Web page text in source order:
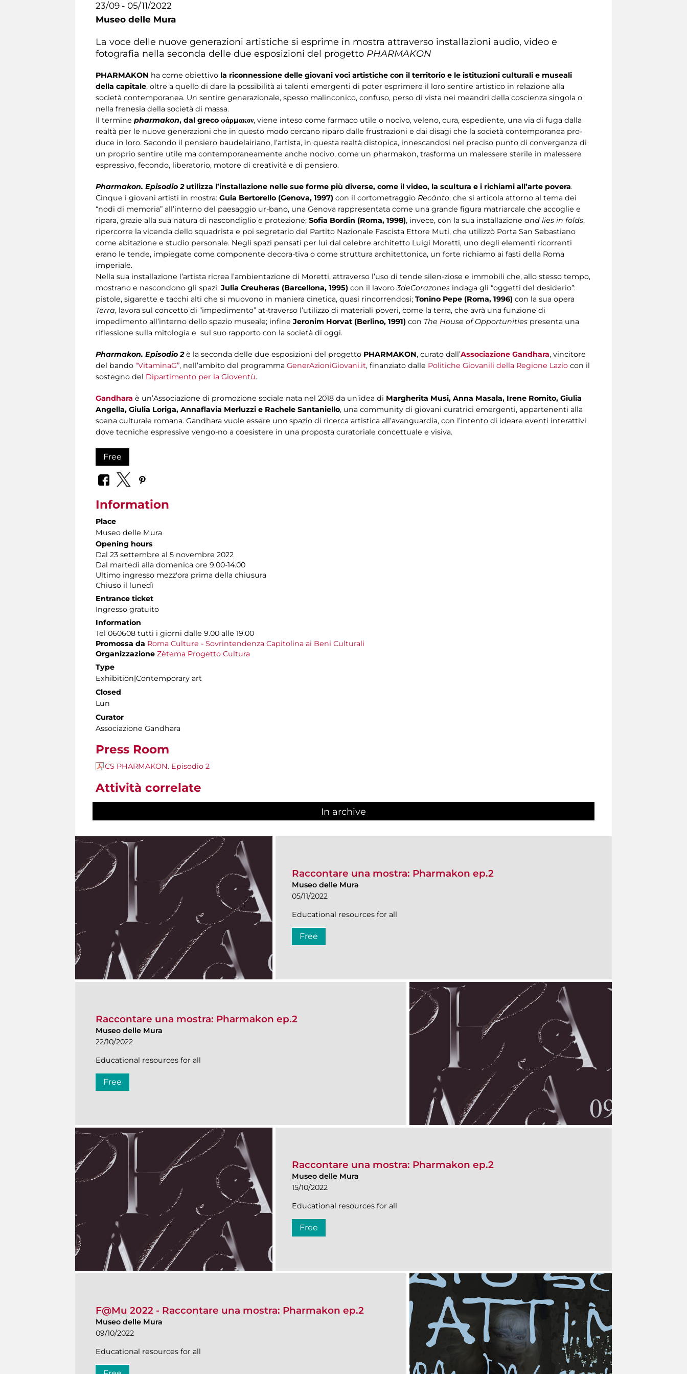
23/09 - 05/11/2022
Museo delle Mura
La voce delle nuove generazioni artistiche si esprime in mostra attraverso installazioni audio, video e
fotografia nella seconda delle due esposizioni del progetto PHARMAKON
PHARMAKON ha come obiettivo la riconnessione delle giovani voci artistiche con il territorio e le istituzioni culturali e museali
della capitale, oltre a quello di dare la possibilità ai talenti emergenti di poter esprimere il loro sentire artistico in relazione alla
società contemporanea. Un sentire generazionale, spesso malinconico, confuso, perso di vista nei meandri della coscienza singola o
nella frenesia della società di massa.
Il termine pharmakon, dal greco φάρμακον, viene inteso come farmaco utile o nocivo, veleno, cura, espediente, una via di fuga dalla
realtà per le nuove generazioni che in questo modo cercano riparo dalle frustrazioni e dai disagi che la società contemporanea pro-
duce in loro. Secondo il pensiero baudelairiano, l’artista, in questa realtà distopica, innescandosi nel preciso punto di convergenza di
un proprio sentire utile ma contemporaneamente anche nocivo, come un pharmakon, trasforma un malessere sterile in malessere
espressivo, fecondo, liberatorio, motore di creatività e di pensiero.
Pharmakon. Episodio 2utilizza l’installazione nelle sue forme più diverse, come il video, la scultura e i richiami all’arte povera.
Cinque i giovani artisti in mostra: Guia Bertorello (Genova, 1997) con il cortometraggio Recànto, che si articola attorno al tema dei
“nodi di memoria” all’interno del paesaggio ur-bano, una Genova rappresentata come una grande figura matriarcale che accoglie e
ripara, grazie alla sua natura di nascondiglio e protezione; Sofia Bordin (Roma, 1998), invece, con la sua installazione and lies in folds,
ripercorre la vicenda dello squadrista e poi segretario del Partito Nazionale Fascista Ettore Muti, che utilizzò Porta San Sebastiano
come abitazione e studio personale. Negli spazi pensati per lui dal celebre architetto Luigi Moretti, uno degli elementi ricorrenti
erano le tende, impiegate come componente decora-tiva o come struttura architettonica, un forte richiamo ai fasti della Roma
imperiale.
Nella sua installazione l’artista ricrea l’ambientazione di Moretti, attraverso l’uso di tende silen-ziose e immobili che, allo stesso tempo,
mostrano e nascondono gli spazi. Julia Creuheras (Barcellona, 1995) con il lavoro3deCorazones indaga gli “oggetti del desiderio”:
pistole, sigarette e tacchi alti che si muovono in maniera cinetica, quasi rincorrendosi; Tonino Pepe (Roma, 1996) con la sua opera
Terra, lavora sul concetto di “impedimento” at-traverso l’utilizzo di materiali poveri, come la terra, che avrà una funzione di
impedimento all’interno dello spazio museale; infine Jeronim Horvat (Berlino, 1991) con The House of Opportunities presenta una
riflessione sulla mitologia e sul suo rapporto con la società di oggi.
Pharmakon. Episodio 2è la seconda delle due esposizioni del progetto PHARMAKON, curato dall’Associazione Gandhara, vincitore
del bando “VitaminaG”, nell’ambito del programma GenerAzioniGiovani.it, finanziato dalle Politiche Giovanili della Regione Lazio con il
sostegno del Dipartimento per la Gioventù.
Gandhara è un’Associazione di promozione sociale nata nel 2018 da un’idea di Margherita Musi, Anna Masala, Irene Romito, Giulia
Angella, Giulia Loriga, Annaflavia Merluzzi e Rachele Santaniello, una community di giovani curatrici emergenti, appartenenti alla
scena culturale romana. Gandhara vuole essere uno spazio di ricerca artistica all’avanguardia, con l’intento di ideare eventi interattivi
dove tecniche espressive vengo-no a coesistere in una proposta curatoriale concettuale e visiva.
Free
Information
Place
Museo delle Mura
Opening hours
Dal 23 settembre al 5 novembre 2022
Dal martedì alla domenica ore 9.00-14.00
Ultimo ingresso mezz'ora prima della chiusura
Chiuso il lunedì
Entrance ticket
Ingresso gratuito
Information
Tel 060608 tutti i giorni dalle 9.00 alle 19.00
Promossa da Roma Culture - Sovrintendenza Capitolina ai Beni Culturali
Organizzazione Zètema Progetto Cultura
Type
Exhibition|Contemporary art
Closed
Lun
Curator
Associazione Gandhara
Press Room
CS PHARMAKON. Episodio 2
Attività correlate
In archive
Raccontare una mostra: Pharmakon ep.2
Museo delle Mura
05/11/2022
Educational resources for all
Free
Raccontare una mostra: Pharmakon ep.2
Museo delle Mura
22/10/2022
Educational resources for all
Free
Raccontare una mostra: Pharmakon ep.2
Museo delle Mura
15/10/2022
Educational resources for all
Free
F@Mu 2022 - Raccontare una mostra: Pharmakon ep.2
Museo delle Mura
09/10/2022
Educational resources for all